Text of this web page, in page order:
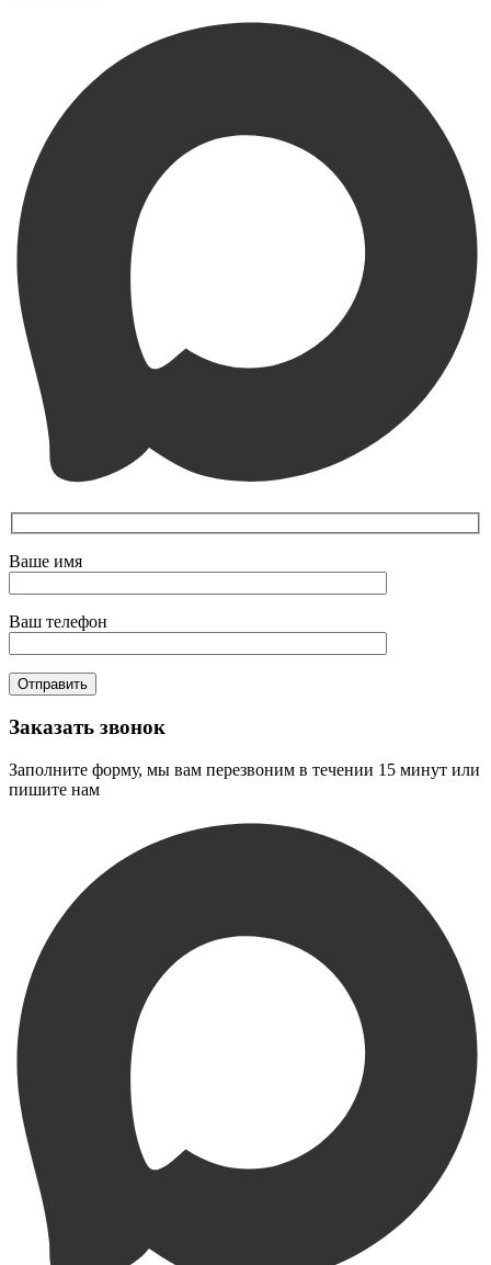
Ваше имя
Ваш телефон
Заказать звонок
Заполните форму, мы вам перезвоним в течении 15 минут или
пишите нам